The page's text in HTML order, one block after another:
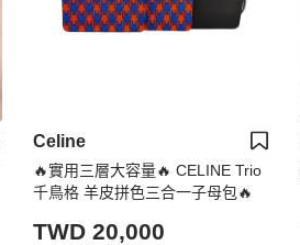
Celine
🔥實用三層大容量🔥 CELINE Trio
千鳥格 羊皮拼色三合一子母包🔥
TWD 20,000